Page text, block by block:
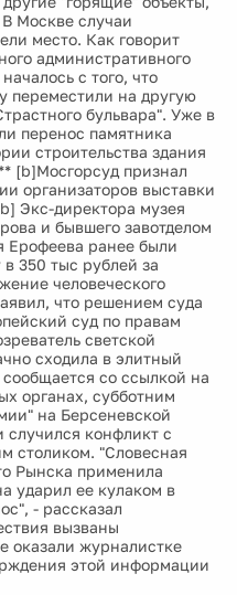
Москве случаи
место. Как говорит
административного
с того, что
переместили на другую
бульвара". Уже в
перенос памятника
строительства здания
[b]Мосгорсуд признал
организаторов выставки
Экс-директора музея
и бывшего завотделом
Ерофеева ранее были
350 тыс рублей за
человеческого
что решением суда
суд по правам
светской
сходила в элитный
со ссылкой на
органах, субботним
на Берсеневской
конфликт с
столиком. "Словесная
Рынска применила
ударил ее кулаком в
- рассказал
вызваны
оказали журналистке
этой информации